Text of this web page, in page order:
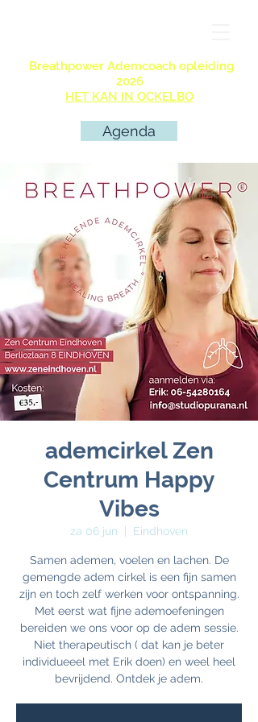
Agenda
Breathpower Ademcoach opleiding
2026
HET KAN IN OCKELBO
ademcirkel Zen
Centrum Happy
Vibes
za 06 jun Eindhoven
Samen ademen, voelen en lachen. De
gemengde adem cirkel is een fijn samen
zijn en toch zelf werken voor ontspanning.
Met eerst wat fijne ademoefeningen
bereiden we ons voor op de adem sessie.
Niet therapeutisch ( dat kan je beter
individueeel met Erik doen) en weel heel
bevrijdend. Ontdek je adem.